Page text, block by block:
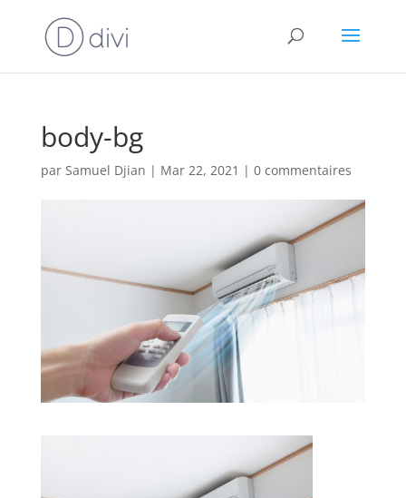
body-bg
par Samuel Djian | Mar 22, 2021 | 0 commentaires